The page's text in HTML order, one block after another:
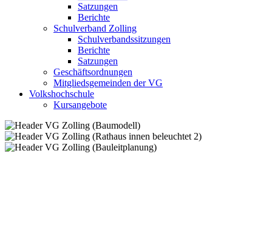
Satzungen
Berichte
Schulverband Zolling
Schulverbandssitzungen
Berichte
Satzungen
Geschäftsordnungen
Mitgliedsgemeinden der VG
Volkshochschule
Kursangebote